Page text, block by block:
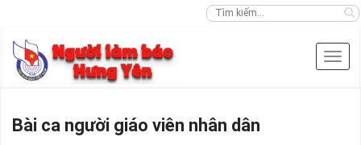
Bài ca người giáo viên nhân dân